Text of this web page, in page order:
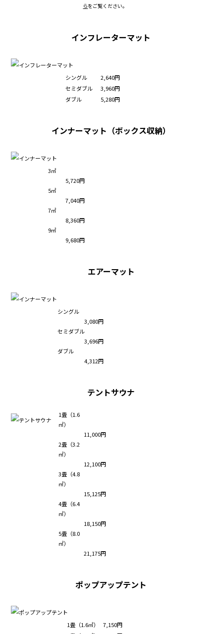
らをご覧ください。
インフレーターマット
シングル
2,640円
セミダブル
3,960円
ダブル
5,280円
インナーマット（ボックス収納）
3㎡
5,720円
5㎡
7,040円
7㎡
8,360円
9㎡
9,680円
エアーマット
シングル
3,080円
セミダブル
3,696円
ダブル
4,312円
テントサウナ
1畳（1.6
㎡）
11,000円
2畳（3.2
㎡）
12,100円
3畳（4.8
㎡）
15,125円
4畳（6.4
㎡）
18,150円
5畳（8.0
㎡）
21,175円
ポップアップテント
1畳（1.6㎡）
7,150円